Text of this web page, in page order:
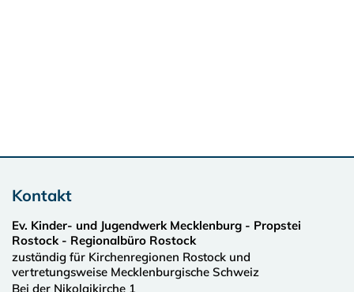
Kontakt
Ev. Kinder- und Jugendwerk Mecklenburg - Propstei
Rostock - Regionalbüro Rostock
zuständig für Kirchenregionen Rostock und
vertretungsweise Mecklenburgische Schweiz
Bei der Nikolaikirche 1